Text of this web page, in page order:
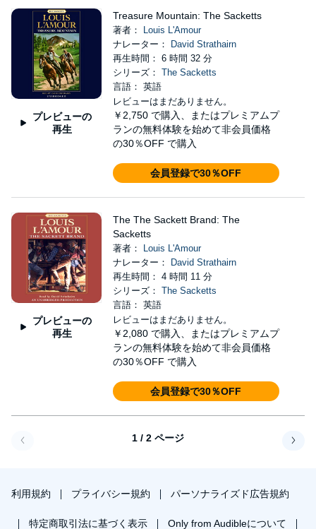
プレビューの
再生
Treasure Mountain: The Sacketts
著者：
Louis L'Amour
ナレーター：
David Strathairn
再生時間： 6 時間 32 分
シリーズ： The Sacketts
言語： 英語
レビューはまだありません。
￥2,750 で購入、またはプレミアムプ
ランの無料体験を始めて非会員価格
の30％OFF で購入
会員登録で30％OFF
プレビューの
再生
The The Sackett Brand: The
Sacketts
著者：
Louis L'Amour
ナレーター：
David Strathairn
再生時間： 4 時間 11 分
シリーズ： The Sacketts
言語： 英語
レビューはまだありません。
￥2,080 で購入、またはプレミアムプ
ランの無料体験を始めて非会員価格
の30％OFF で購入
会員登録で30％OFF
1 / 2 ページ
利用規約 プライバシー規約 パーソナライズド広告規約
特定商取引法に基づく表示 Only from Audibleについて